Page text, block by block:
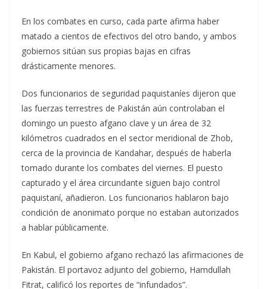
En los combates en curso, cada parte afirma haber
matado a cientos de efectivos del otro bando, y ambos
gobiernos sitúan sus propias bajas en cifras
drásticamente menores.
Dos funcionarios de seguridad paquistaníes dijeron que
las fuerzas terrestres de Pakistán aún controlaban el
domingo un puesto afgano clave y un área de 32
kilómetros cuadrados en el sector meridional de Zhob,
cerca de la provincia de Kandahar, después de haberla
tomado durante los combates del viernes. El puesto
capturado y el área circundante siguen bajo control
paquistaní, añadieron. Los funcionarios hablaron bajo
condición de anonimato porque no estaban autorizados
a hablar públicamente.
En Kabul, el gobierno afgano rechazó las afirmaciones de
Pakistán. El portavoz adjunto del gobierno, Hamdullah
Fitrat, calificó los reportes de “infundados”.